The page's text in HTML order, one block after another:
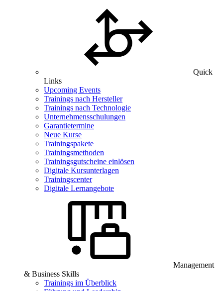
Quick
Links
Upcoming Events
Trainings nach Hersteller
Trainings nach Technologie
Unternehmensschulungen
Garantietermine
Neue Kurse
Trainingspakete
Trainingsmethoden
Trainingsgutscheine einlösen
Digitale Kursunterlagen
Trainingscenter
Digitale Lernangebote
Management
& Business Skills
Trainings im Überblick